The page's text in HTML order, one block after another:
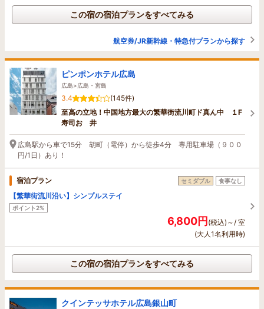
この宿の宿泊プランをすべてみる
航空券/JR新幹線・特急付プランから探す
ピンポンホテル広島
広島>広島・宮島
3.4
(145件)
至高の立地！中国地方最大の繁華街流川町ド真ん中 １F
寿司おゝ井
広島駅から車で15分 胡町（電停）から徒歩4分 専用駐車場（９００
円/1日）あり！
宿泊プラン セミダブル 食事なし
【繁華街流川沿い】シンプルステイ
ポイント2%
6,800円(税込)～/ 室
(大人1名利用時)
この宿の宿泊プランをすべてみる
クインテッサホテル広島銀山町